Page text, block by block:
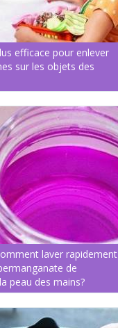
efficace pour enlever
sur les objets des
laver rapidement
de
peau des mains?